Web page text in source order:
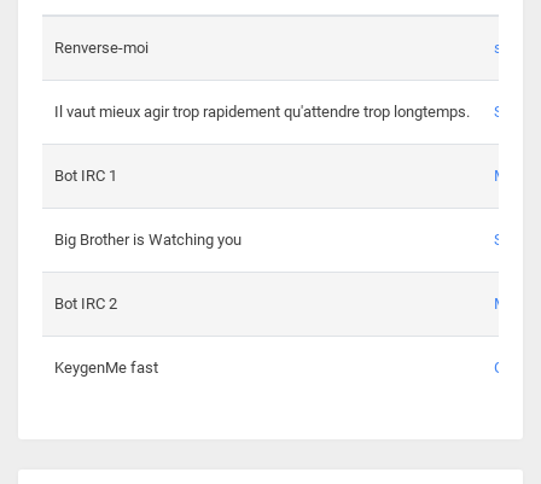
Renverse-moi s3th
Il vaut mieux agir trop rapidement qu'attendre trop longtemps. Spl3en
Bot IRC 1
Big Brother is Watching you
Bot IRC 2
KeygenMe fast Ge0